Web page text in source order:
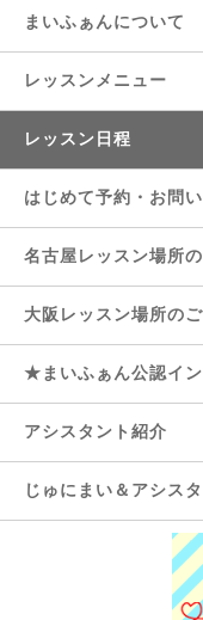
まいふぁんについて
レッスンメニュー
レッスン日程
はじめて予約・お問
名古屋レッスン場所
大阪レッスン場所の
★まいふぁん公認イ
アシスタント紹介
じゅにまい＆アシス